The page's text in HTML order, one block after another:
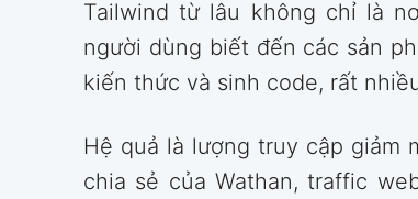
Tailwind từ lâu không chỉ là
người dùng biết đến các sản
kiến thức và sinh code, rất
Hệ quả là lượng truy cập giảm
chia sẻ của Wathan, traffic